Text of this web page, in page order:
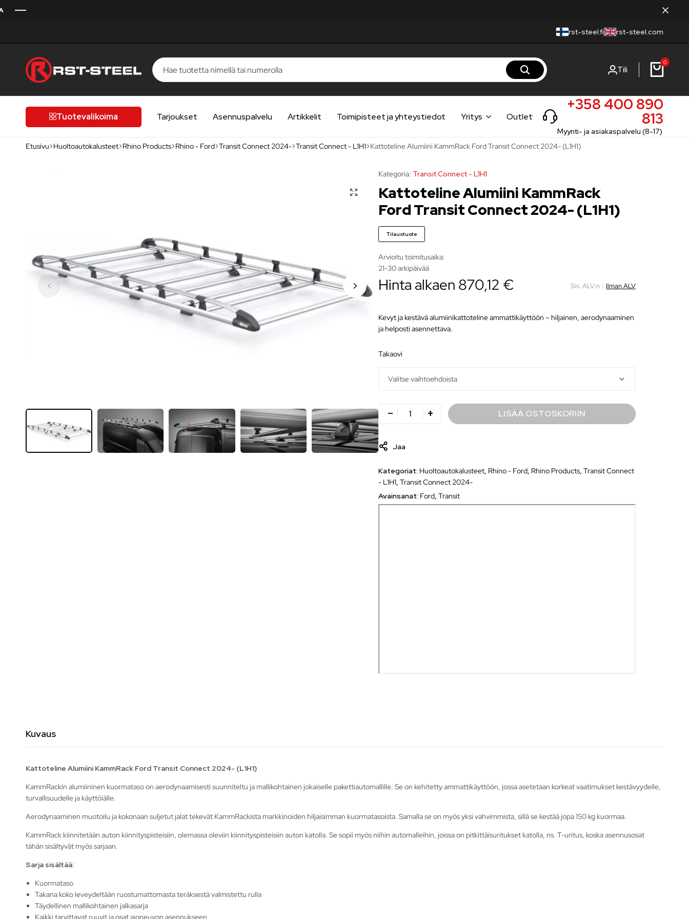
rst-steel.fi rst-steel.com
laatutietoiselle
autoilijalle
Tili
0
Tuotevalikoima Tarjoukset Asennuspalvelu Artikkelit Toimipisteet ja yhteystiedot Yritys Outlet
+358 400 890
813
Myynti- ja asiakaspalvelu (8-17)
Etusivu Huoltoautokalusteet Rhino Products Rhino - Ford Transit Connect 2024- Transit Connect - L1H1 Kattoteline Alumiini KammRack Ford Transit Connect 2024- (L1H1)
Kategoria: Transit Connect - L1H1
Kattoteline Alumiini KammRack
Ford Transit Connect 2024- (L1H1)
Tilaustuote
Arvioitu toimitusaika:
21-30 arkipäivää
Hinta alkaen 870,12 € Sis. ALV:n | Ilman ALV
Kevyt ja kestävä alumiinikattoteline ammattikäyttöön – hiljainen, aerodynaaminen
ja helposti asennettava.
takaovi
LISÄÄ OSTOSKORIIN
Jaa
Kategoriat: Huoltoautokalusteet Rhino - Ford Rhino Products ,Transit Connect
- L1H1 ,Transit Connect 2024-
Avainsanat: Ford ,Transit
Kuvaus
Kattoteline Alumiini KammRack Ford Transit Connect 2024- (L1H1)
KammRackin alumiininen kuormataso on aerodynaamisesti suunniteltu ja mallikohtainen jokaiselle pakettiautomallille. Se on kehitetty ammattikäyttöön, jossa asetetaan korkeat vaatimukset kestävyydelle,
turvallisuudelle ja käyttöiälle.
Aerodynaaminen muotoilu ja kokonaan suljetut jalat tekevät KammRackista markkinoiden hiljaisimman kuormatasoista. Samalla se on myös yksi vahvimmista, sillä se kestää jopa 150 kg kuormaa.
KammRack kiinnitetään auton kiinnityspisteisiin, olemassa oleviin kiinnityspisteisiin auton katolla. Se sopii myös niihin automalleihin, joissa on pitkittäisuritukset katolla, ns. T-uritus, koska asennusosat
tähän sisältyvät myös sarjaan.
Sarja sisältää:
Kuormataso
Takana koko leveydeltään ruostumattomasta teräksestä valmistettu rulla
Täydellinen mallikohtainen jalkasarja
Kaikki tarvittavat ruuvit ja osat ajoneuvon asennukseen